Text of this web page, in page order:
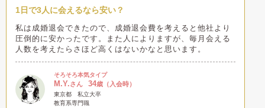
1日で3人に会えるなら安い？
私は成婚退会できたので、成婚退会費を考えると他社より
圧倒的に安かったです。また人によりますが、毎月会える
人数を考えたらさほど高くはないかなと思います。
そろそろ本気タイプ
M.Y.さん 34歳（入会時）
東京都
私立大卒
教育系専門職